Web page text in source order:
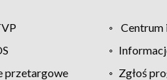
Centrum
przetargowe Zgłoś